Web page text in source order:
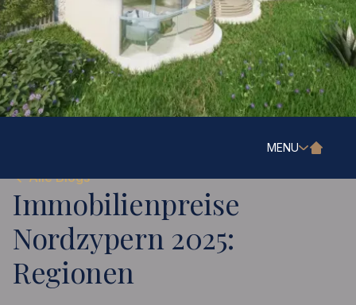
MENU
Alle Blogs
Immobilienpreise
Nordzypern 2025:
Regionen